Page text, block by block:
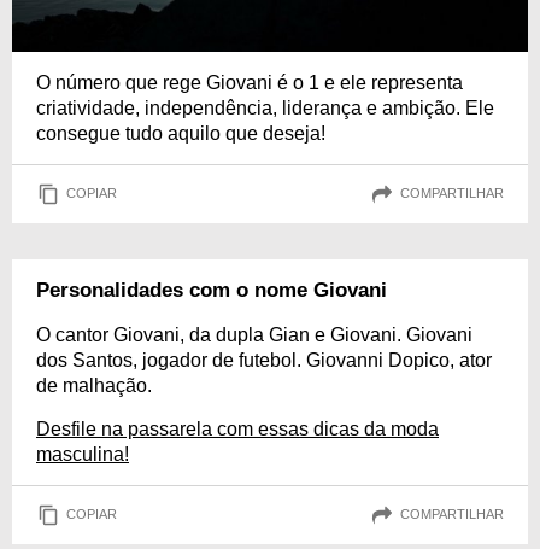
O número que rege Giovani é o 1 e ele representa
criatividade, independência, liderança e ambição. Ele
consegue tudo aquilo que deseja!
COPIAR COMPARTILHAR
Personalidades com o nome Giovani
O cantor Giovani, da dupla Gian e Giovani. Giovani
dos Santos, jogador de futebol. Giovanni Dopico, ator
de malhação.
Desfile na passarela com essas dicas da moda
masculina!
COPIAR COMPARTILHAR